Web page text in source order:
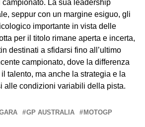
La sua leadership
seppur con un margine esiguo, gli
importante in vista delle
per il titolo rimane aperta e incerta,
destinati a sfidarsi fino all’ultimo
campionato, dove la differenza
talento, ma anche la strategia e la
alle condizioni variabili della pista.
GP AUSTRALIA MOTOGP